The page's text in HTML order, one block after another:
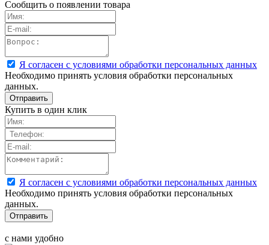
Сообщить о появлении товара
Я согласен с условиями обработки персональных данных
Необходимо принять условия обработки персональных
данных.
Купить в один клик
Я согласен с условиями обработки персональных данных
Необходимо принять условия обработки персональных
данных.
с нами удобно